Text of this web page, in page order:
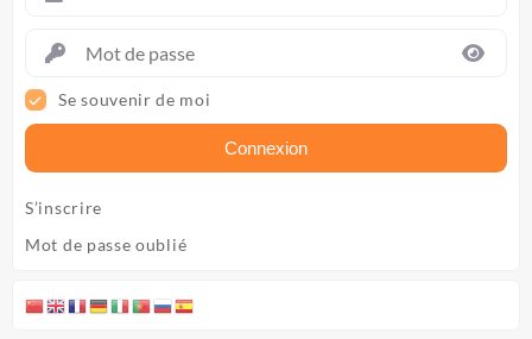
Se souvenir de moi
Connexion
S’inscrire
Mot de passe oublié